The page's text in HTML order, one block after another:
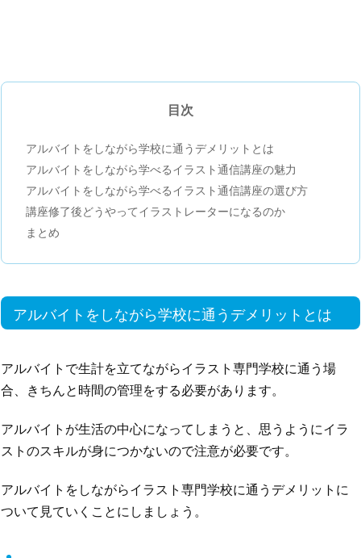
目次
アルバイトをしながら学校に通うデメリットとは
アルバイトをしながら学べるイラスト通信講座の魅力
アルバイトをしながら学べるイラスト通信講座の選び方
講座修了後どうやってイラストレーターになるのか
まとめ
アルバイトをしながら学校に通うデメリットとは
アルバイトで生計を立てながらイラスト専門学校に通う場
合、きちんと時間の管理をする必要があります。
アルバイトが生活の中心になってしまうと、思うようにイラ
ストのスキルが身につかないので注意が必要です。
アルバイトをしながらイラスト専門学校に通うデメリットに
ついて見ていくことにしましょう。